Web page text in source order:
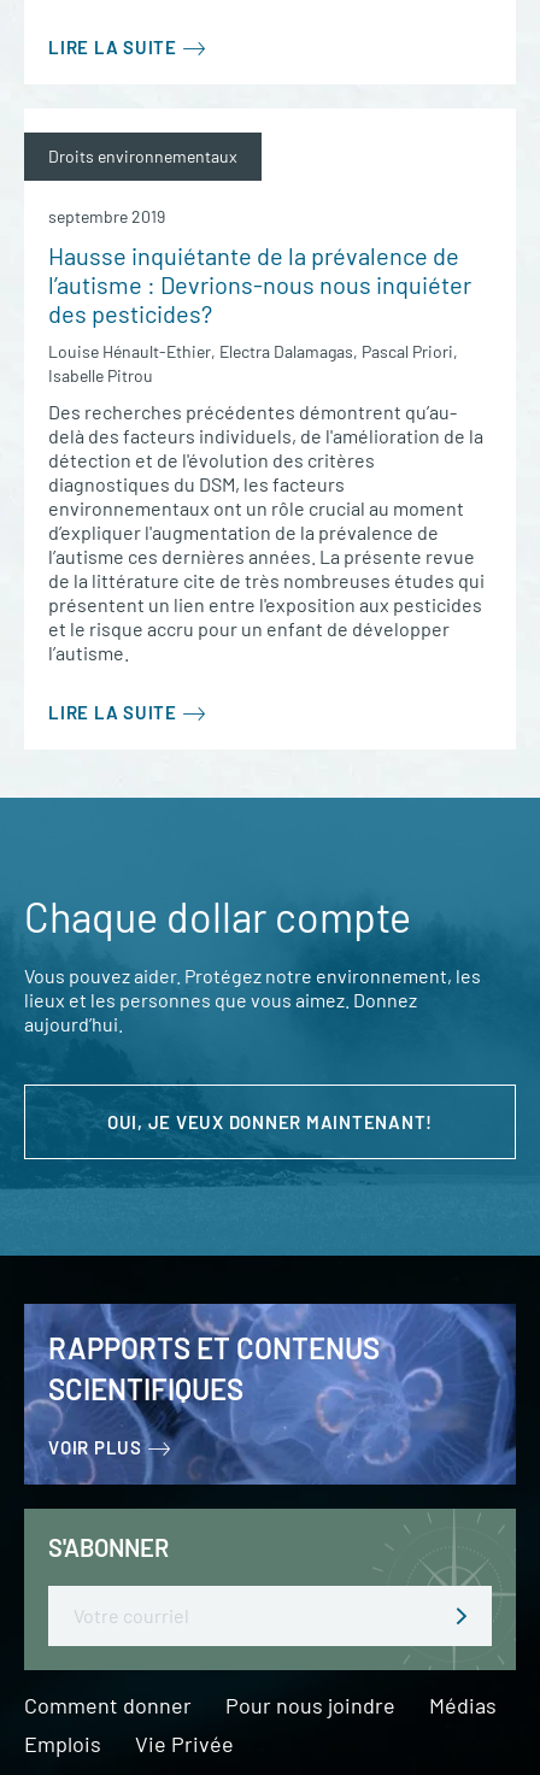
LIRE LA SUITE
Droits environnementaux
septembre 2019
Hausse inquiétante de la prévalence de
l’autisme : Devrions-nous nous inquiéter
des pesticides?
Louise Hénault-Ethier, Electra Dalamagas, Pascal Priori,
Isabelle Pitrou
Des recherches précédentes démontrent qu’au-
delà des facteurs individuels, de l'amélioration de la
détection et de l'évolution des critères
diagnostiques du DSM, les facteurs
environnementaux ont un rôle crucial au moment
d’expliquer l'augmentation de la prévalence de
l’autisme ces dernières années. La présente revue
de la littérature cite de très nombreuses études qui
présentent un lien entre l'exposition aux pesticides
et le risque accru pour un enfant de développer
l’autisme.
LIRE LA SUITE
Chaque dollar compte
Vous pouvez aider. Protégez notre environnement, les
lieux et les personnes que vous aimez. Donnez
aujourd’hui.
OUI, JE VEUX DONNER MAINTENANT!
RAPPORTS ET CONTENUS
SCIENTIFIQUES
VOIR PLUS
S'ABONNER
Email
Comment donner Pour nous joindre
Médias
Emplois
Vie Privée